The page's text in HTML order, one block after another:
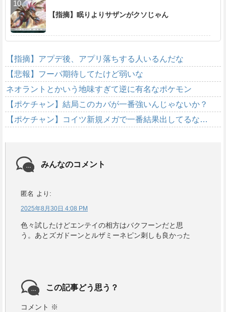
【指摘】眠りよりサザンがクソじゃん
【指摘】アプデ後、アプリ落ちする人いるんだな
【悲報】フーパ期待してたけど弱いな
ネオラントとかいう地味すぎて逆に有名なポケモン
【ポケチャン】結局このカバが一番強いんじゃないか？
【ポケチャン】コイツ新規メガで一番結果出してるな…
みんなのコメント
匿名 より:
2025年8月30日 4:08 PM
色々試したけどエンテイの相方はバクフーンだと思
う。あとズガドーンとルザミーネピン刺しも良かった
この記事どう思う？
コメント ※